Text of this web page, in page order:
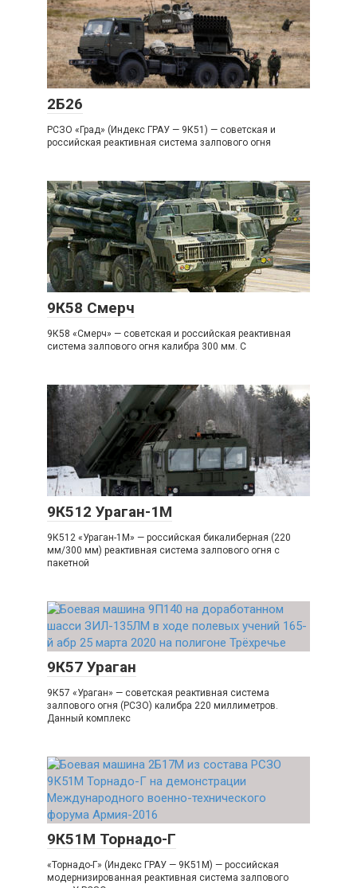
2Б26
РСЗО «Град» (Индекс ГРАУ — 9К51) — советская и
российская реактивная система залпового огня
9К58 Смерч
9К58 «Смерч» — советская и российская реактивная
система залпового огня калибра 300 мм. С
9К512 Ураган-1М
9К512 «Ураган-1М» — российская бикалиберная (220
мм/300 мм) реактивная система залпового огня с
пакетной
9К57 Ураган
9К57 «Ураган» — советская реактивная система
залпового огня (РСЗО) калибра 220 миллиметров.
Данный комплекс
9К51М Торнадо-Г
«Торнадо-Г» (Индекс ГРАУ — 9К51М) — российская
модернизированная реактивная система залпового